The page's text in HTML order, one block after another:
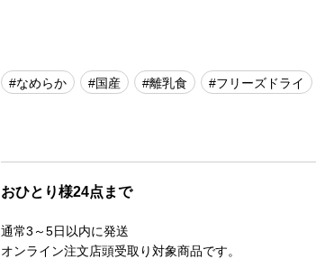
#なめらか #国産 #離乳食 #フリーズドライ
おひとり様24点まで
通常3～5日以内に発送
オンライン注文店頭受取り対象商品です。